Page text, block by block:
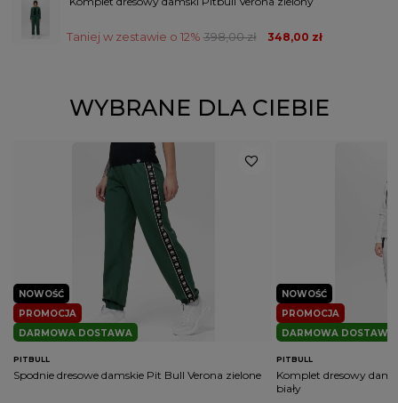
PŁEĆ
398,00 zł 348,00 zł
Taniej w zestawie o 12%
WYBRANE DLA CIEBIE
PROMOCJA
NOWOŚĆ
DARMOWA DOSTAWA
PITBULL
Spodnie dresowe damskie Pit Bull Verona zielone
PROMOCJA
NOWOŚĆ
DARMOWA DOSTAWA
PITBULL
Komplet dresowy
biały